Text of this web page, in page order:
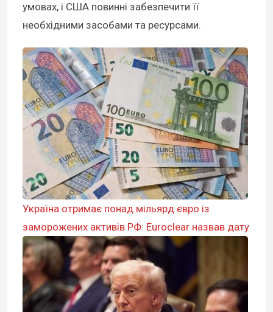
умовах, і США повинні забезпечити її
необхідними засобами та ресурсами.
Україна отримає понад мільярд євро із
заморожених активів РФ: Euroclear назвав дату